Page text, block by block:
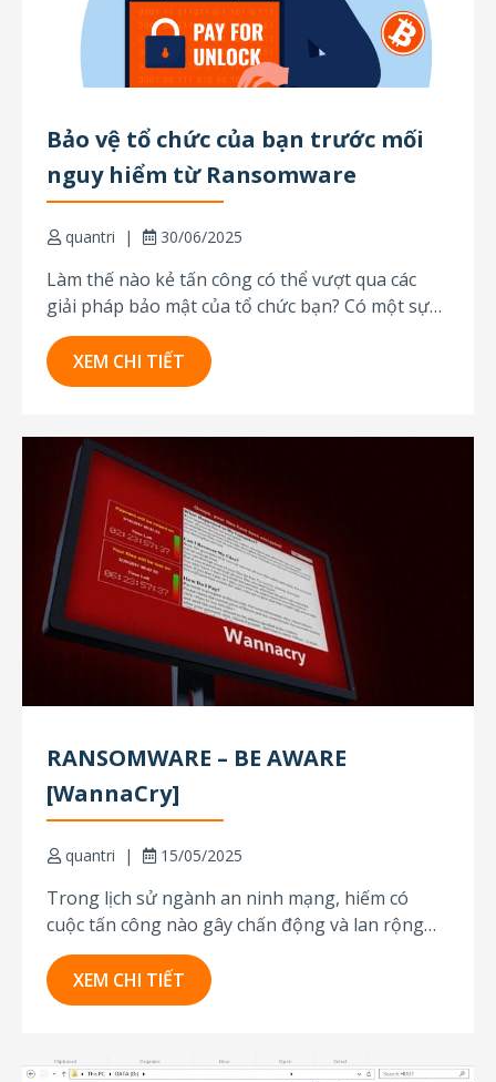
Bảo vệ tổ chức của bạn trước mối
nguy hiểm từ Ransomware
quantri 30/06/2025
Làm thế nào kẻ tấn công có thể vượt qua các
giải pháp bảo mật của tổ chức bạn? Có một sự
thật là đa số các sản phẩm chống virus nổi tiếng
trên thị trường đều có thể ngăn chặn hầu hết
các cuộc tấn công bằng ransomware. Chỉ...
XEM CHI TIẾT
RANSOMWARE – BE AWARE
[WannaCry]
quantri 15/05/2025
Trong lịch sử ngành an ninh mạng, hiếm có
cuộc tấn công nào gây chấn động và lan rộng
nhanh như WannaCry – một chiến dịch mã hóa
tống tiền bùng phát toàn cầu vào tháng 5 năm
2017, chỉ trong vài giờ đã làm tê liệt hàng trăm...
XEM CHI TIẾT